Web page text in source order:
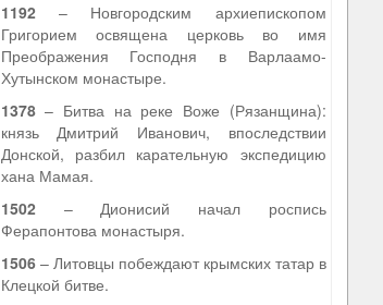
1192– Новгородским архиепископом
Григорием освящена церковь во имя
Преображения Господня в Варлаамо-
Хутынском монастыре.
1378– Битва на реке Воже (Рязанщина):
князь Дмитрий Иванович, впоследствии
Донской, разбил карательную экспедицию
хана Мамая.
1502– Дионисий начал роспись
Ферапонтова монастыря.
1506– Литовцы побеждают крымских татар в
Клецкой битве.